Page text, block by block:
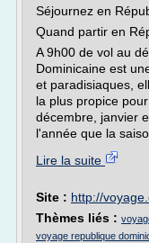
Séjournez en
Quand partir en
A 9h00 de vol au
Dominicaine est
et paradisiaques,
la plus propice
décembre, janvier
l'année que la
Lire la suite
Site : http://
Thèmes liés :
voyage republique